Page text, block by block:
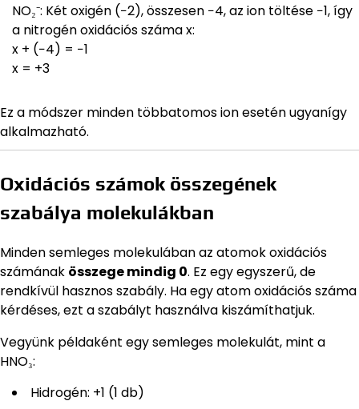
NO₂⁻: Két oxigén (−2), összesen −4, az ion töltése −1, így
a nitrogén oxidációs száma x:
x + (−4) = −1
x = +3
Ez a módszer minden többatomos ion esetén ugyanígy
alkalmazható.
Oxidációs számok összegének
szabálya molekulákban
Minden semleges molekulában az atomok oxidációs
számának összege mindig 0. Ez egy egyszerű, de
rendkívül hasznos szabály. Ha egy atom oxidációs száma
kérdéses, ezt a szabályt használva kiszámíthatjuk.
Vegyünk példaként egy semleges molekulát, mint a
HNO₃:
Hidrogén: +1 (1 db)